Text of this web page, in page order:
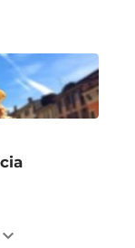
keyboard_arrow_down